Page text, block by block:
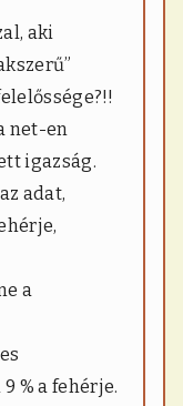
aki
net-en
igazság.
adat,
a
% a fehérje.